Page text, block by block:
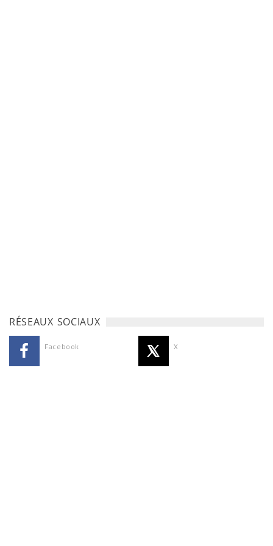
RÉSEAUX SOCIAUX
Facebook X